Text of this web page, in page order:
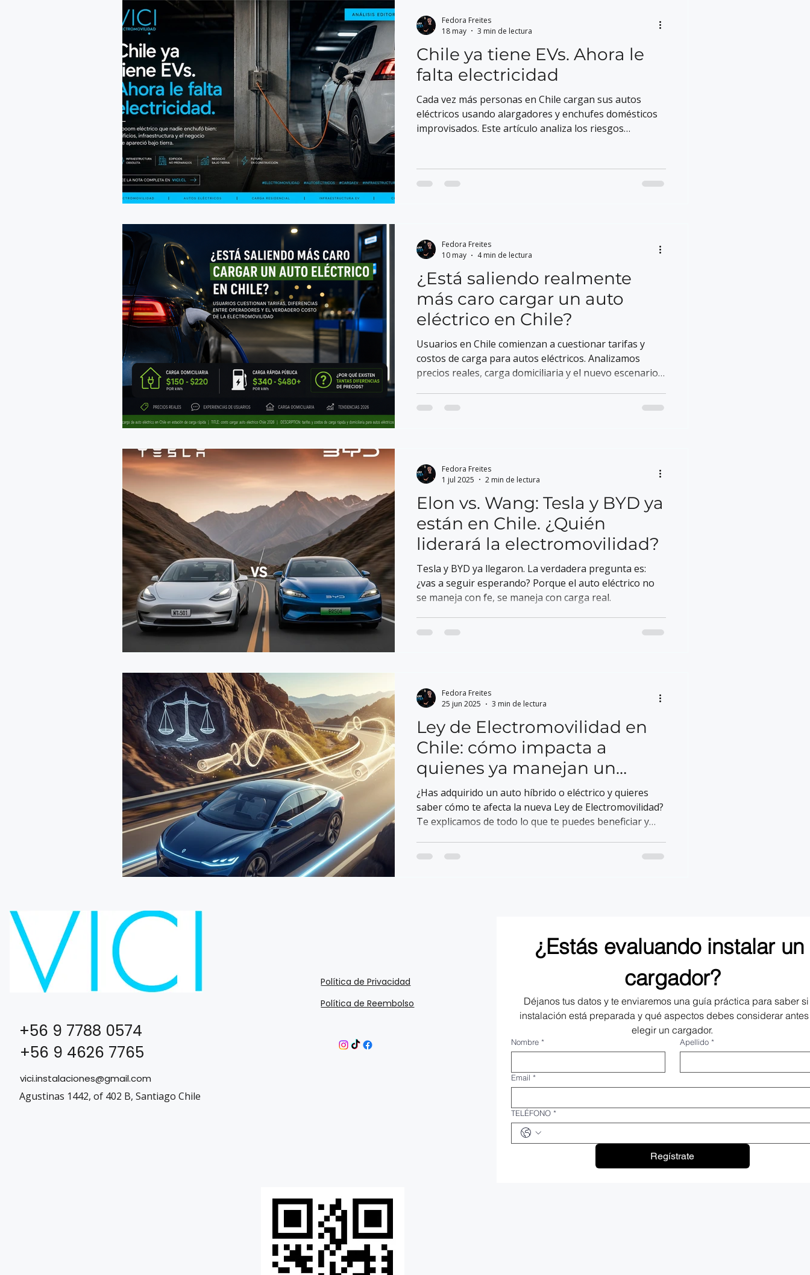
Chile ya tiene EVs. Ahora le
falta electricidad
Cada vez más personas en Chile cargan sus autos
eléctricos usando alargadores y enchufes domésticos
improvisados. Este artículo analiza los riesgos
Fedora Freites
18 may
3 min de lectura
¿Está saliendo realmente
más caro cargar un auto
eléctrico en Chile?
Usuarios en Chile comienzan a cuestionar tarifas y
costos de carga para autos eléctricos. Analizamos
precios reales, carga domiciliaria y el nuevo escenario
Fedora Freites
10 may
4 min de lectura
Elon vs. Wang: Tesla y BYD ya
están en Chile. ¿Quién
liderará la electromovilidad?
Tesla y BYD ya llegaron. La verdadera pregunta es:
¿vas a seguir esperando? Porque el auto eléctrico no
se maneja con fe, se maneja con carga real.
Fedora Freites
1 jul 2025
2 min de lectura
Ley de Electromovilidad en
Chile: cómo impacta a
quienes ya manejan un
vehículo eléctrico
¿Has adquirido un auto híbrido o eléctrico y quieres
saber cómo te afecta la nueva Ley de Electromovilidad?
Te explicamos de todo lo que te puedes beneficiar y
en Chile.
Fedora Freites
25 jun 2025
3 min de lectura
+56 9 7788 0574
+56 9 4626 7765
vici.instalaciones@gmail.com
Agustinas 1442, of 402 B, Santiago Chile
Política de Privacidad
Política de Reembolso
¿Estás evaluando instalar un
cargador?
Déjanos tus datos y te enviaremos una guía práctica para saber
instalación está preparada y qué aspectos debes considerar
elegir un cargador.
Nombre * Apellido *
Email *
TELÉFONO *
Regístrate